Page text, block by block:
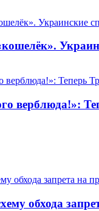
верблюда!»:
обхода